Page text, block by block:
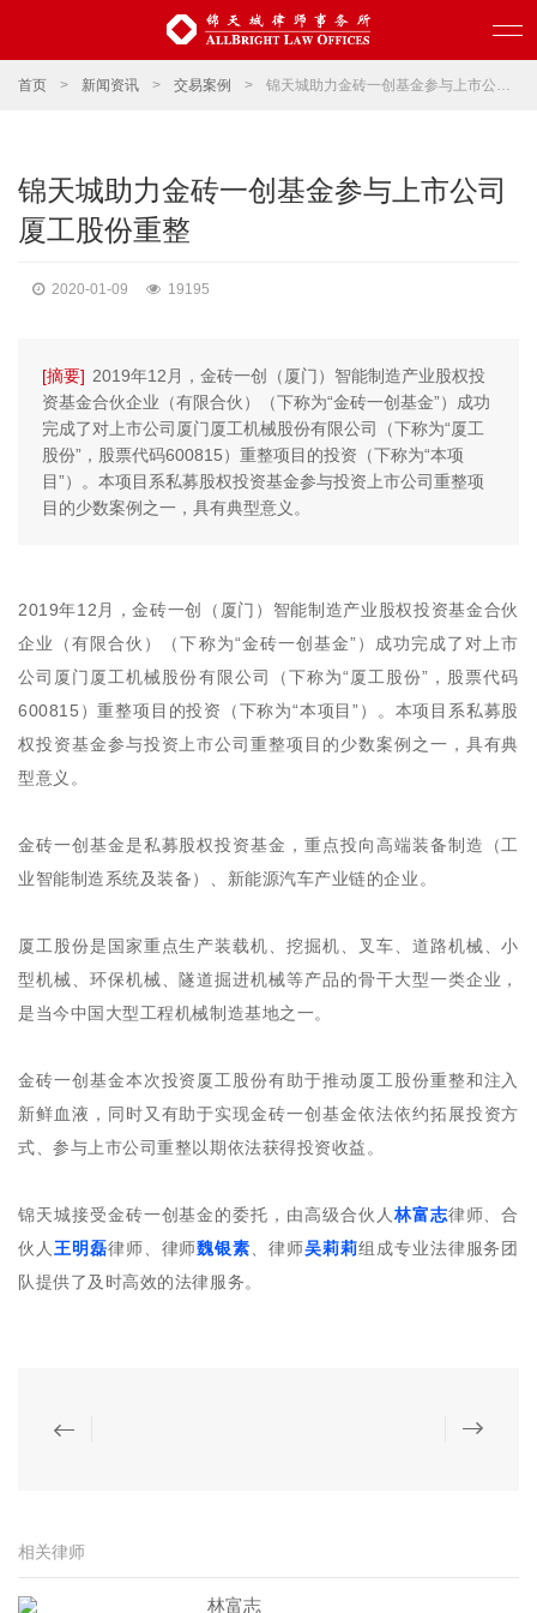
首页 > 新闻资讯 > 交易案例 > 锦天城助力金砖一创基金参与上市公司厦工股份重整
锦天城助力金砖一创基金参与上市公司
厦工股份重整
2020-01-09 19195
[摘要] 2019年12月，金砖一创（厦门）智能制造产业股权投
资基金合伙企业（有限合伙）（下称为“金砖一创基金”）成功
完成了对上市公司厦门厦工机械股份有限公司（下称为“厦工
股份”，股票代码600815）重整项目的投资（下称为“本项
目”）。本项目系私募股权投资基金参与投资上市公司重整项
目的少数案例之一，具有典型意义。
2019年12月，金砖一创（厦门）智能制造产业股权投资基金合伙
企业（有限合伙）（下称为“金砖一创基金”）成功完成了对上市
公司厦门厦工机械股份有限公司（下称为“厦工股份”，股票代码
600815）重整项目的投资（下称为“本项目”）。本项目系私募股
权投资基金参与投资上市公司重整项目的少数案例之一，具有典
型意义。
金砖一创基金是私募股权投资基金，重点投向高端装备制造（工
业智能制造系统及装备）、新能源汽车产业链的企业。
厦工股份是国家重点生产装载机、挖掘机、叉车、道路机械、小
型机械、环保机械、隧道掘进机械等产品的骨干大型一类企业，
是当今中国大型工程机械制造基地之一。
金砖一创基金本次投资厦工股份有助于推动厦工股份重整和注入
新鲜血液，同时又有助于实现金砖一创基金依法依约拓展投资方
式、参与上市公司重整以期依法获得投资收益。
锦天城接受金砖一创基金的委托，由高级合伙人 林富志律师、合
伙人 王明磊律师、律师魏银素 、律师吴莉莉组成专业法律服务团
队提供了及时高效的法律服务。
相关律师
林富志